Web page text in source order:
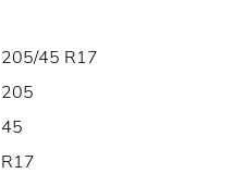
205/45 R17
205
45
R17